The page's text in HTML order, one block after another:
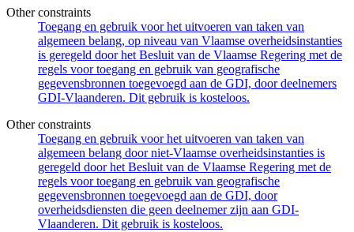
Other constraints
Toegang en gebruik voor het uitvoeren van taken van
algemeen belang, op niveau van Vlaamse overheidsinstanties
is geregeld door het Besluit van de Vlaamse Regering met de
regels voor toegang en gebruik van geografische
gegevensbronnen toegevoegd aan de GDI, door deelnemers
GDI-Vlaanderen. Dit gebruik is kosteloos.
Other constraints
Toegang en gebruik voor het uitvoeren van taken van
algemeen belang door niet-Vlaamse overheidsinstanties is
geregeld door het Besluit van de Vlaamse Regering met de
regels voor toegang en gebruik van geografische
gegevensbronnen toegevoegd aan de GDI, door
overheidsdiensten die geen deelnemer zijn aan GDI-
Vlaanderen. Dit gebruik is kosteloos.